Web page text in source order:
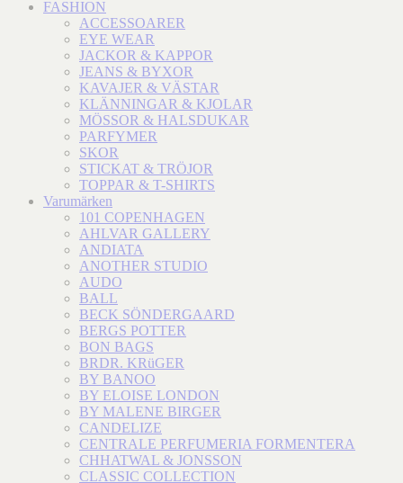
FASHION
ACCESSOARER
EYE WEAR
JACKOR & KAPPOR
JEANS & BYXOR
KAVAJER & VÄSTAR
KLÄNNINGAR & KJOLAR
MÖSSOR & HALSDUKAR
PARFYMER
SKOR
STICKAT & TRÖJOR
TOPPAR & T-SHIRTS
Varumärken
101 COPENHAGEN
AHLVAR GALLERY
ANDIATA
ANOTHER STUDIO
AUDO
BALL
BECK SÖNDERGAARD
BERGS POTTER
BON BAGS
BRDR. KRüGER
BY BANOO
BY ELOISE LONDON
BY MALENE BIRGER
CANDELIZE
CENTRALE PERFUMERIA FORMENTERA
CHHATWAL & JONSSON
CLASSIC COLLECTION